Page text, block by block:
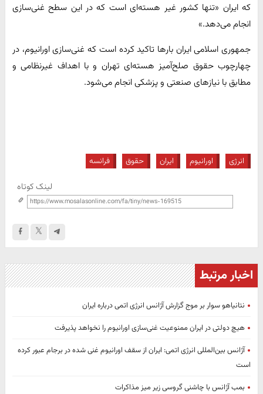
که ایران «تنها کشور غیر هسته‌ای است که در این سطح غنی‌سازی
انجام می‌دهد.»
جمهوری اسلامی ایران بارها تاکید کرده است که غنی‌سازی اورانیوم، در
چهارچوب حقوق صلح‌آمیز هسته‌ای تهران و با اهداف غیرنظامی و
مطابق با نیازهای صنعتی و پزشکی انجام می‌شود.
انرژی اورانیوم ایران حقوق فرانسه
لینک کوتاه
اخبار مرتبط
نتانیاهو سوار بر موج گزارش آژانس انرژی اتمی درباره ایران
هیچ دولتی در ایران ممنوعیت غنی‌سازی اورانیوم را نخواهد پذیرفت
آژانس بین‌المللی انرژی اتمی: ایران از سقف اورانیوم غنی شده در برجام عبور کرده
است
بمب آژانس با چاشنی گروسی زیر میز مذاکرات